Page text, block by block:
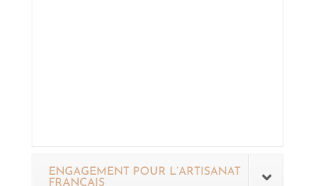
ENGAGEMENT POUR L’ARTISANAT
FRANÇAIS